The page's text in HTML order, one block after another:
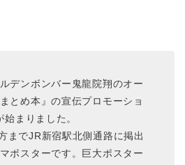
デンボンバー鬼龍院翔のオー
とめ本』の宣伝プロモーショ
始まりました。
までJR新宿駅北側通路に掲出
ポスターです。巨大ポスター